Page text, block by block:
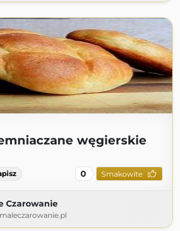
węgierskie
0 Smakowite
Czarowanie